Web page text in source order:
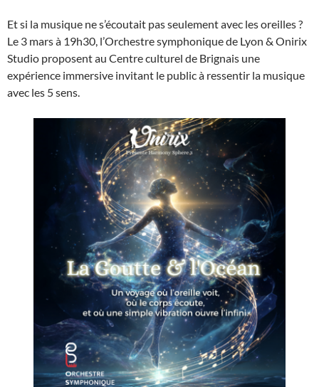
Et si la musique ne s’écoutait pas seulement avec les oreilles ?
Le 3 mars à 19h30, l’Orchestre symphonique de Lyon & Onirix
Studio proposent au Centre culturel de Brignais une
expérience immersive invitant le public à ressentir la musique
avec les 5 sens.